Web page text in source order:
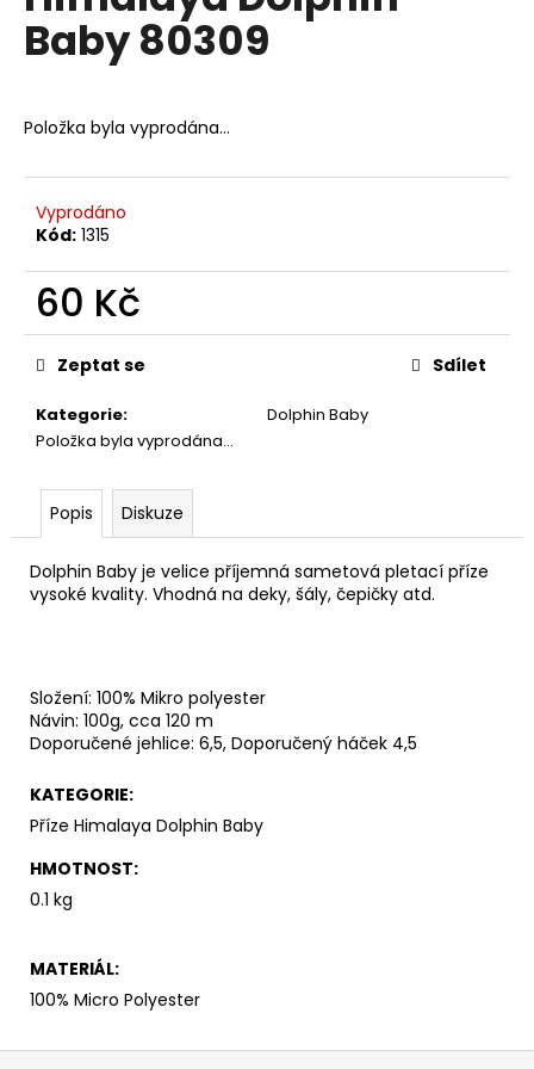
0,0
Baby 80309
Položka byla vyprodána…
Vyprodáno
Kód: 1315
60 Kč
Měrná
cena:
Kategorie:
Dolphin Baby
Položka byla vyprodána…
Zeptat se Sdílet
Popis Diskuze
Dolphin Baby je velice příjemná sametová pletací příze
vysoké kvality. Vhodná na deky, šály, čepičky atd.
Složení: 100% Mikro polyester
Návin: 100g, cca 120 m
Doporučené jehlice: 6,5, Doporučený háček 4,5
KATEGORIE:
Příze Himalaya Dolphin Baby
HMOTNOST:
0.1 kg
MATERIÁL:
100% Micro Polyester
a
j
t
HLEDAT
D
o
p
č
u
j
DOLCE
746
56
Kč